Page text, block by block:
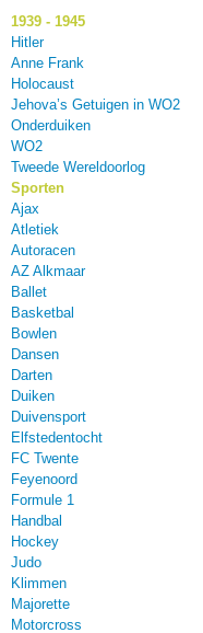
1939 - 1945
Hitler
Anne Frank
Holocaust
Jehova’s Getuigen in WO2
Onderduiken
WO2
Tweede Wereldoorlog
Sporten
Ajax
Atletiek
Autoracen
AZ Alkmaar
Ballet
Basketbal
Bowlen
Dansen
Darten
Duiken
Duivensport
Elfstedentocht
FC Twente
Feyenoord
Formule 1
Handbal
Hockey
Judo
Klimmen
Majorette
Motorcross